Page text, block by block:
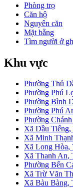
Phòng trọ
Căn hộ
Nguyên căn
Mặt bằng
Tìm người ở
Khu vực
Phường Thủ
Phường Phú
Phường Bình
Phường Phú
Phường
Xã Dầu Tiếng,
Xã Minh
Xã Long Hòa,
Xã Thanh An,
Phường Bến
Xã Trừ Văn
Xã Bàu Bàng,